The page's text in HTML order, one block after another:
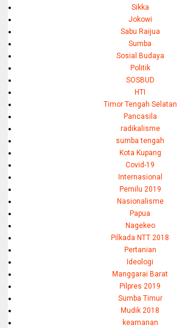
Sikka
Jokowi
Sabu Raijua
Sumba
Sosial Budaya
Politik
SOSBUD
HTI
Timor Tengah Selatan
Pancasila
radikalisme
sumba tengah
Kota Kupang
Covid-19
Internasional
Pemilu 2019
Nasionalisme
Papua
Nagekeo
Pilkada NTT 2018
Pertanian
Ideologi
Manggarai Barat
Pilpres 2019
Sumba Timur
Mudik 2018
keamanan